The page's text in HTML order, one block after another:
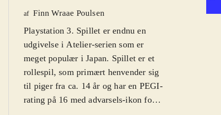
af Finn Wraae Poulsen
Playstation 3. Spillet er endnu en
udgivelse i Atelier-serien som er
meget populær i Japan. Spillet er et
rollespil, som primært henvender sig
til piger fra ca. 14 år og har en PEGI-
rating på 16 med advarsels-ikon for